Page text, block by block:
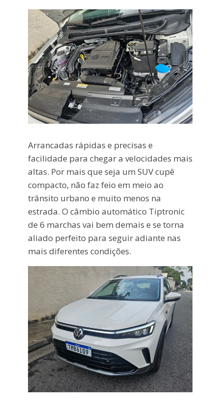
Arrancadas rápidas e precisas e
facilidade para chegar a velocidades mais
altas. Por mais que seja um SUV cupê
compacto, não faz feio em meio ao
trânsito urbano e muito menos na
estrada. O câmbio automático Tiptronic
de 6 marchas vai bem demais e se torna
aliado perfeito para seguir adiante nas
mais diferentes condições.